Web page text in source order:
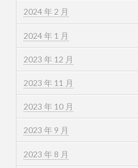
2024 年 2 月
2024 年 1 月
2023 年 12 月
2023 年 11 月
2023 年 10 月
2023 年 9 月
2023 年 8 月